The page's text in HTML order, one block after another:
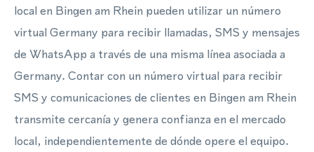
local en Bingen am Rhein pueden utilizar un número
virtual Germany para recibir llamadas, SMS y mensajes
de WhatsApp a través de una misma línea asociada a
Germany. Contar con un número virtual para recibir
SMS y comunicaciones de clientes en Bingen am Rhein
transmite cercanía y genera confianza en el mercado
local, independientemente de dónde opere el equipo.